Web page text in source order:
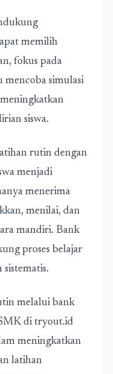
memilih
fokus pada
mencoba simulasi
siswa.
rutin dengan
menjadi
menerima
menilai, dan
mandiri. Bank
proses belajar
melalui bank
di tryout.id
meningkatkan
latihan